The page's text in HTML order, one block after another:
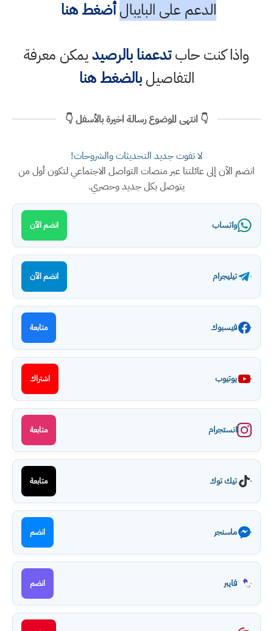
الدعم على البايبال أضغط هنا
واذا كنت حابتدعمنا بالرصيديمكن معرفة
التفاصيلبالضغط هنا
👇 انتهى الموضوع رسالة اخيرة بالأسفل 👇
لا تفوت جديد التحديثات والشروحات!
انضم الآن إلى عائلتنا عبر منصات التواصل الاجتماعي لتكون أول من
يتوصل بكل جديد وحصري.
واتساب انضم الآن
تيليجرام انضم الآن
فيسبوك متابعة
يوتيوب اشتراك
انستجرام متابعة
تيك توك متابعة
ماسنجر انضم
فايبر انضم